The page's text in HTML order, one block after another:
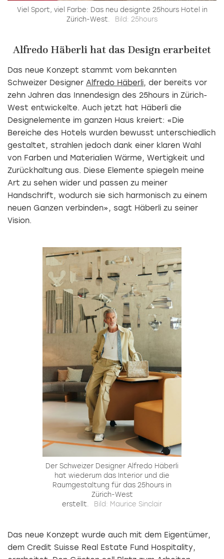
Viel Sport, viel Farbe: Das neu designte 25hours Hotel in
Zürich-West.
Bild: 25hours
Alfredo Häberli hat das Design erarbeitet
Das neue Konzept stammt vom bekannten
Schweizer Designer Alfredo Häberli, der bereits vor
zehn Jahren das Innendesign des 25hours in Zürich-
West entwickelte. Auch jetzt hat Häberli die
Designelemente im ganzen Haus kreiert: «Die
Bereiche des Hotels wurden bewusst unterschiedlich
gestaltet, strahlen jedoch dank einer klaren Wahl
von Farben und Materialien Wärme, Wertigkeit und
Zurückhaltung aus. Diese Elemente spiegeln meine
Art zu sehen wider und passen zu meiner
Handschrift, wodurch sie sich harmonisch zu einem
neuen Ganzen verbinden», sagt Häberli zu seiner
Vision.
Der Schweizer Designer Alfredo Häberli
hat wiederum das Interior und die
Raumgestaltung für das 25hours in
Zürich-West
erstellt.
Bild: Maurice Sinclair
Das neue Konzept wurde auch mit dem Eigentümer,
dem Credit Suisse Real Estate Fund Hospitality,